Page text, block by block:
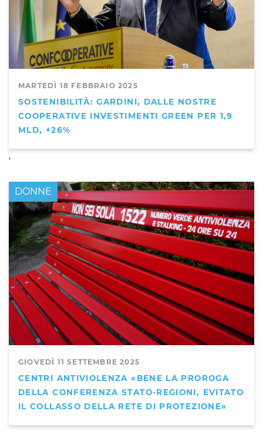
MARTEDÌ 18 FEBBRAIO 2025
SOSTENIBILITÀ: GARDINI, DALLE NOSTRE
COOPERATIVE INVESTIMENTI GREEN PER 1,9
MLD, +26%
,
GIOVEDÌ 11 SETTEMBRE 2025
CENTRI ANTIVIOLENZA «BENE LA PROROGA
DELLA CONFERENZA STATO-REGIONI, EVITATO
IL COLLASSO DELLA RETE DI PROTEZIONE»
DONNE